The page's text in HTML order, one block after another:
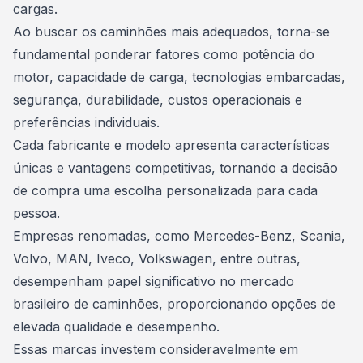
cargas.
Ao buscar os caminhões mais adequados, torna-se
fundamental ponderar fatores como potência do
motor, capacidade de carga, tecnologias embarcadas,
segurança, durabilidade, custos operacionais e
preferências individuais.
Cada fabricante e modelo apresenta características
únicas e vantagens competitivas, tornando a decisão
de compra uma escolha personalizada para cada
pessoa.
Empresas renomadas, como Mercedes-Benz, Scania,
Volvo, MAN, Iveco, Volkswagen, entre outras,
desempenham papel significativo no mercado
brasileiro de caminhões, proporcionando opções de
elevada qualidade e desempenho.
Essas marcas investem consideravelmente em